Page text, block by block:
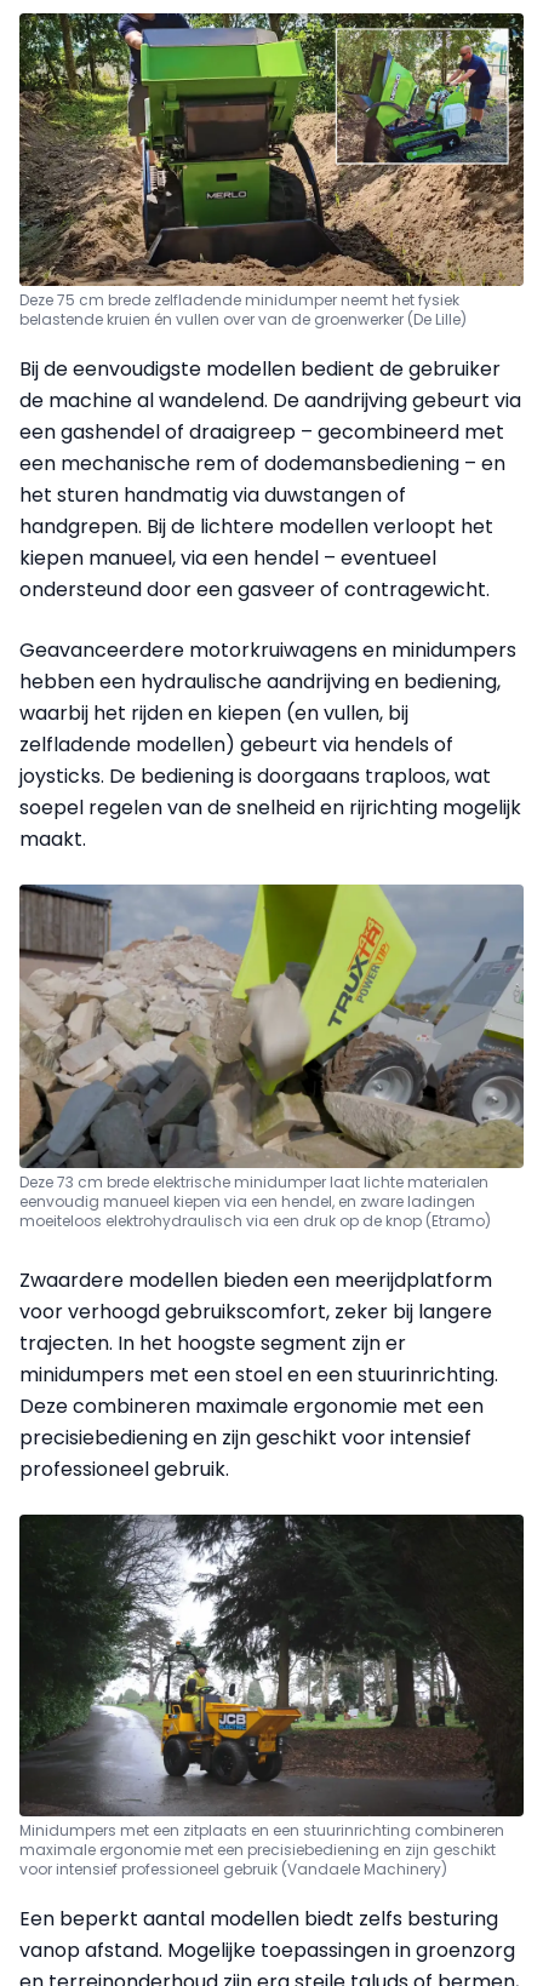
Deze 75 cm brede zelfladende minidumper neemt het fysiek
belastende kruien én vullen over van de groenwerker (De Lille)
Bij de eenvoudigste modellen bedient de gebruiker
de machine al wandelend. De aandrijving gebeurt via
een gashendel of draaigreep – gecombineerd met
een mechanische rem of dodemansbediening – en
het sturen handmatig via duwstangen of
handgrepen. Bij de lichtere modellen verloopt het
kiepen manueel, via een hendel – eventueel
ondersteund door een gasveer of contragewicht.
Geavanceerdere motorkruiwagens en minidumpers
hebben een hydraulische aandrijving en bediening,
waarbij het rijden en kiepen (en vullen, bij
zelfladende modellen) gebeurt via hendels of
joysticks. De bediening is doorgaans traploos, wat
soepel regelen van de snelheid en rijrichting mogelijk
maakt.
Deze 73 cm brede elektrische minidumper laat lichte materialen
eenvoudig manueel kiepen via een hendel, en zware ladingen
moeiteloos elektrohydraulisch via een druk op de knop (Etramo)
Zwaardere modellen bieden een meerijdplatform
voor verhoogd gebruikscomfort, zeker bij langere
trajecten. In het hoogste segment zijn er
minidumpers met een stoel en een stuurinrichting.
Deze combineren maximale ergonomie met een
precisiebediening en zijn geschikt voor intensief
professioneel gebruik.
Minidumpers met een zitplaats en een stuurinrichting combineren
maximale ergonomie met een precisiebediening en zijn geschikt
voor intensief professioneel gebruik (Vandaele Machinery)
Een beperkt aantal modellen biedt zelfs besturing
vanop afstand. Mogelijke toepassingen in groenzorg